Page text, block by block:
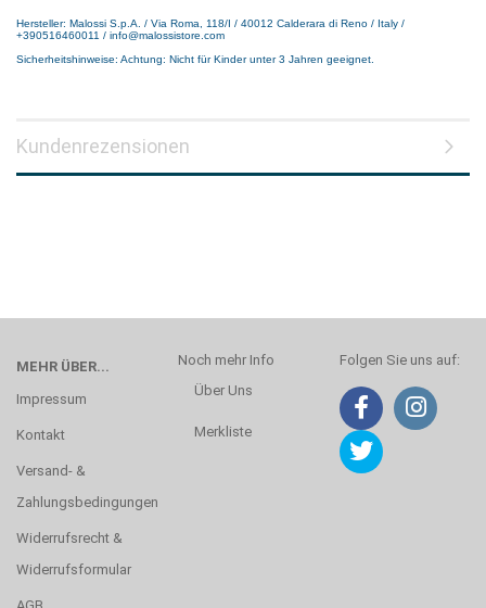
Hersteller: Malossi S.p.A. / Via Roma, 118/I / 40012 Calderara di Reno / Italy /
+390516460011 / info@malossistore.com
Sicherheitshinweise: Achtung: Nicht für Kinder unter 3 Jahren geeignet.
Kundenrezensionen
MEHR ÜBER...
Impressum
Kontakt
Versand- &
Zahlungsbedingungen
Widerrufsrecht &
Widerrufsformular
Noch mehr Info
Über Uns
Merkliste
Folgen Sie uns auf: